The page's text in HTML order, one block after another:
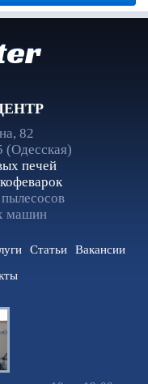
82
(Одесская)
печей
машин
Статьи
Вакансии